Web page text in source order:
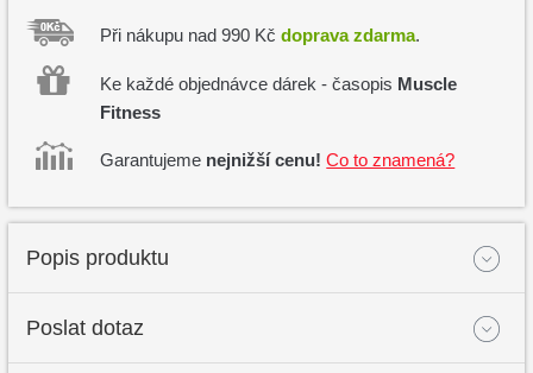
Při nákupu nad 990 Kčdoprava zdarma.
Ke každé objednávce dárek - časopis Muscle
Fitness
Garantujeme nejnižší cenu! Co to znamená?
Popis produktu
Poslat dotaz